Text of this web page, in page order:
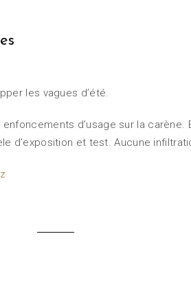
les vagues d’été.
d’usage sur la
et test. Aucune
—